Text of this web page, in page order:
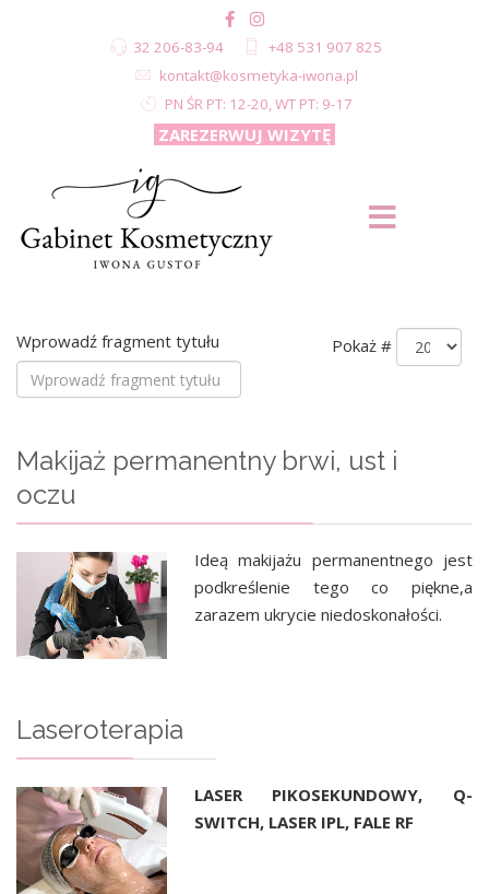
32 206-83-94
+48 531 907 825
kontakt@kosmetyka-iwona.pl
PN ŚR PT: 12-20, WT PT: 9-17
ZAREZERWUJ WIZYTĘ
Wprowadź fragment tytułu Pokaż #
Makijaż permanentny brwi, ust i
oczu
Ideą makijażu permanentnego jest
podkreślenie tego co piękne,a
zarazem ukrycie niedoskonałości.
Laseroterapia
LASER PIKOSEKUNDOWY, Q-
SWITCH, LASER IPL, FALE RF